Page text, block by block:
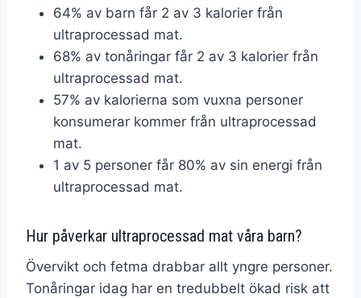
64% av barn får 2 av 3 kalorier från
ultraprocessad mat.
68% av tonåringar får 2 av 3 kalorier från
ultraprocessad mat.
57% av kalorierna som vuxna personer
konsumerar kommer från ultraprocessad
mat.
1 av 5 personer får 80% av sin energi från
ultraprocessad mat.
Hur påverkar ultraprocessad mat våra barn?
Övervikt och fetma drabbar allt yngre personer.
Tonåringar idag har en tredubbelt ökad risk att